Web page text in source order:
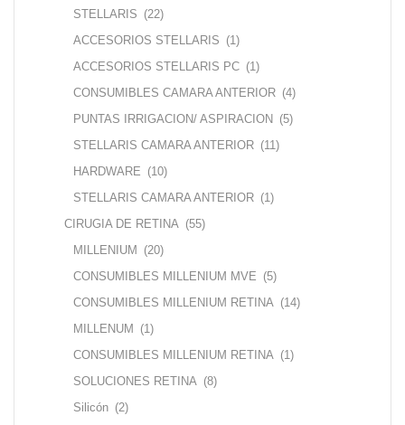
STELLARIS (22)
ACCESORIOS STELLARIS (1)
ACCESORIOS STELLARIS PC (1)
CONSUMIBLES CAMARA ANTERIOR (4)
PUNTAS IRRIGACION/ ASPIRACION (5)
STELLARIS CAMARA ANTERIOR (11)
HARDWARE (10)
STELLARIS CAMARA ANTERIOR (1)
CIRUGIA DE RETINA (55)
MILLENIUM (20)
CONSUMIBLES MILLENIUM MVE (5)
CONSUMIBLES MILLENIUM RETINA (14)
MILLENUM (1)
CONSUMIBLES MILLENIUM RETINA (1)
SOLUCIONES RETINA (8)
Silicón (2)